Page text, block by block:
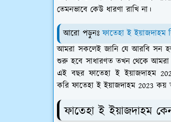
তেমনভাবে কেউ ধারণা রাখি না।
আরো পড়ুনঃফাতেহা ই ইয়াজদাহম
আমরা সকলেই জানি যে আরবি সন হল
শুরু হবে সাধারণত তখন থেকে আমরা
এই বছর ফাতেহা ই ইয়াজদাহম
করি ফাতেহা ই ইয়াজদাহম 2023 কয়
ফাতেহা ই ইয়াজদাহম